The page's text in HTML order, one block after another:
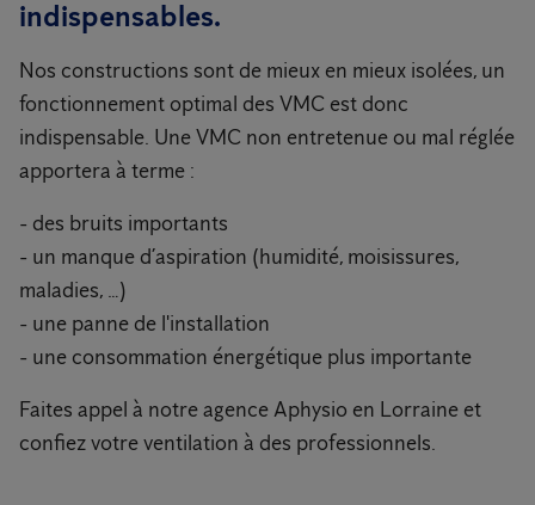
indispensables.
Nos constructions sont de mieux en mieux isolées, un
fonctionnement optimal des VMC est donc
indispensable. Une VMC non entretenue ou mal réglée
apportera à terme :
- des bruits importants
- un manque d’aspiration (humidité, moisissures,
maladies, …)
- une panne de l'installation
- une consommation énergétique plus importante
Faites appel à notre agence Aphysio en Lorraine et
confiez votre ventilation à des professionnels.